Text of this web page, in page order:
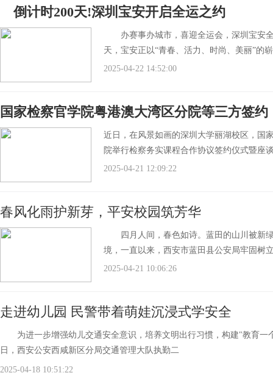
倒计时200天!深圳宝安开启全运之约
办赛事办城市，喜迎全运会，深圳宝安全
天，宝安正以“青春、活力、时尚、美丽”的
2025-04-22 14:52:00
国家检察官学院粤港澳大湾区分院等三方签
近日，在风景如画的深圳大学丽湖校区，国
院举行检察务实课程合作协议签约仪式暨座
2025-04-21 12:09:22
春风化雨护新芽，平安校园筑芳华
四月人间，春色如诗。蓝田的山川被新绿
境，一直以来，西安市蓝田县公安局牢固树
2025-04-21 10:06:26
走进幼儿园 民警带着萌娃沉浸式学安全
为进一步增强幼儿交通安全意识，培养文明出行习惯，构建"教育一
日，西安公安西咸新区分局交通管理大队执勤二
2025-04-18 10:51:22